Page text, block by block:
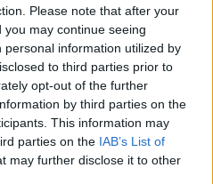
Please note that after your
may continue seeing
information utilized by
to third parties prior to
opt-out of the further
by third parties on the
This information may
parties on the IAB’s List of
may further disclose it to other
120x
bělokostní
sedmikráska
285x
bělokostní
sedmikráska
630x